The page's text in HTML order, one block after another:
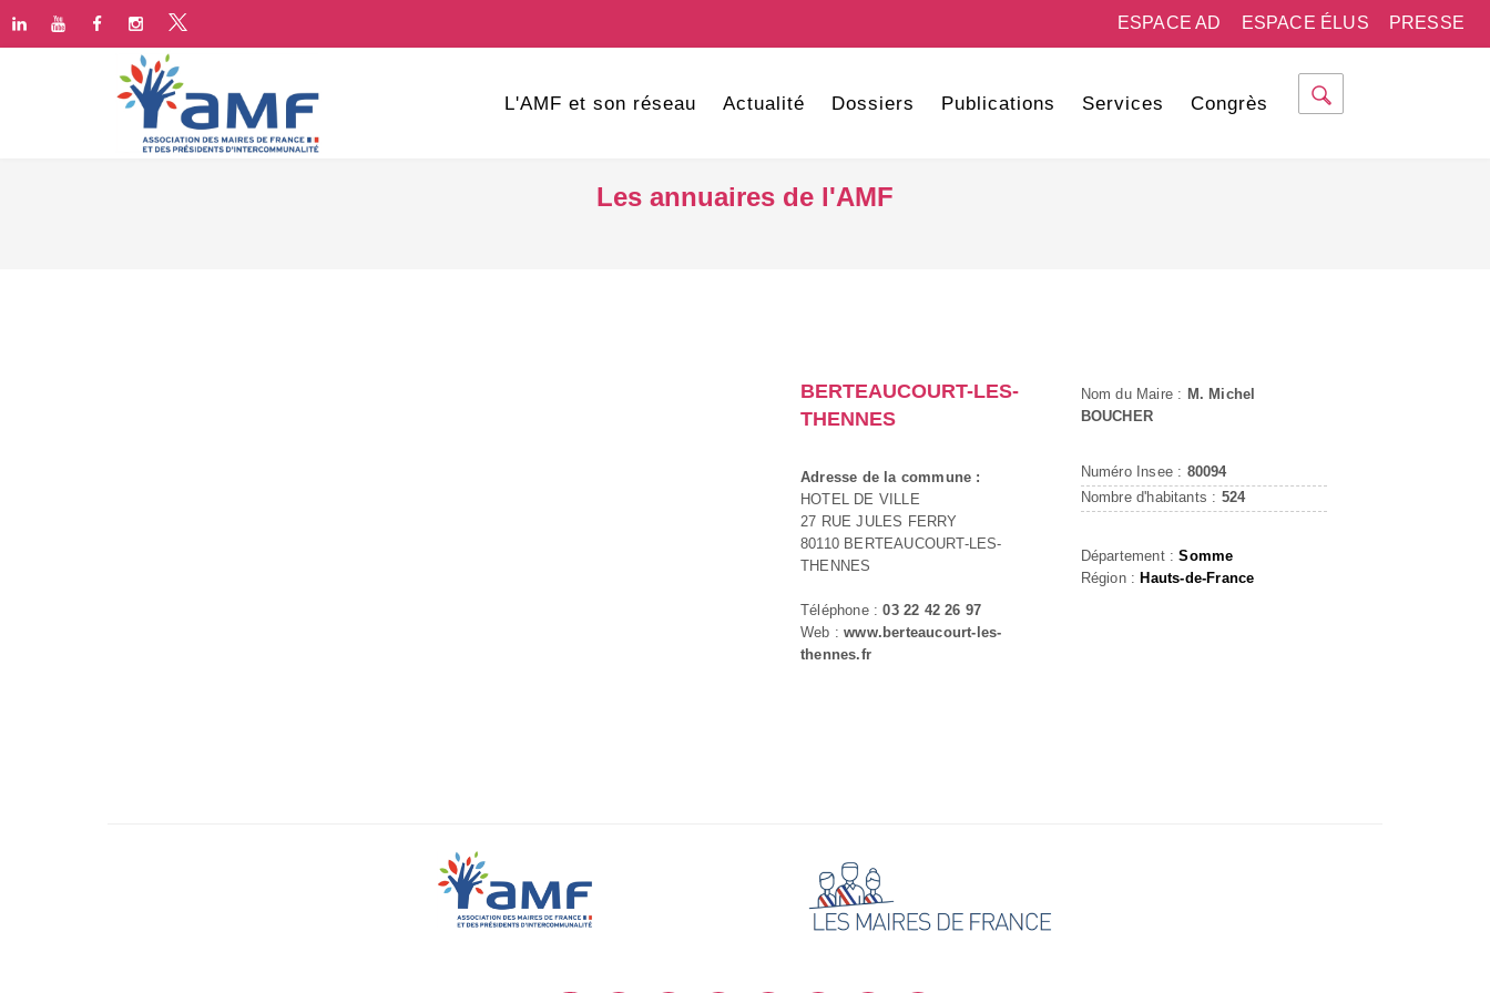
PRESSE
ESPACE ÉLUS
ESPACE AD
L'AMF et son réseau Actualité Dossiers Publications Services Congrès
Les annuaires de l'AMF
BERTEAUCOURT-LES-
THENNES
Adresse de la commune :
HOTEL DE VILLE
27 RUE JULES FERRY
80110 BERTEAUCOURT-LES-
THENNES
Téléphone :03 22 42 26 97
Web :www.berteaucourt-les-
thennes.fr
Nom du Maire : M. Michel
BOUCHER
Numéro Insee : 80094
Nombre d'habitants : 524
Département :Somme
Région :Hauts-de-France